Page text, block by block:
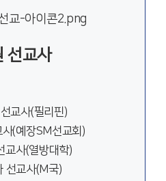
선교사
교사(필리핀)
(예장SM선교회)
교사(열방대학)
선교사(M국)